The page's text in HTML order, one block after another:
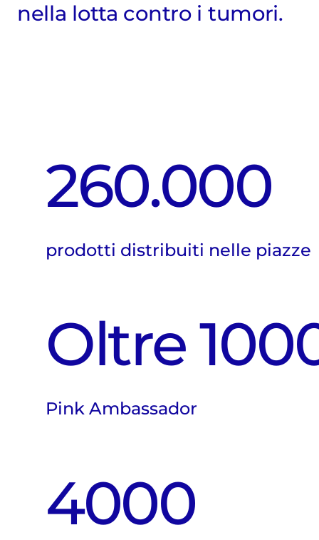
nella lotta contro i tumori.
260.000
prodotti distribuiti nelle piazze
Oltre
Pink Ambassador
4000